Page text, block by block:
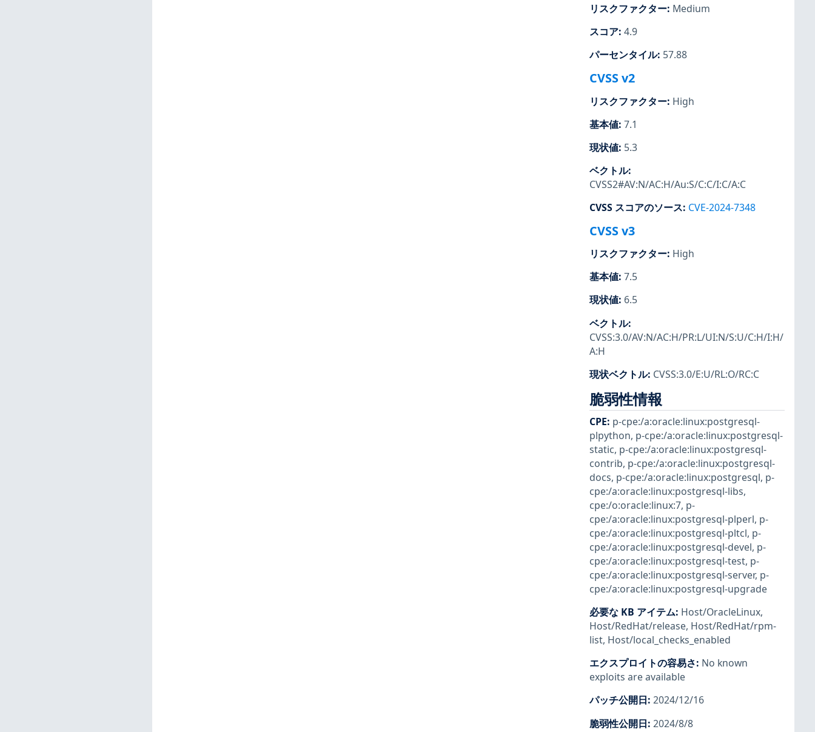
リスクファクター: Medium
スコア: 4.9
パーセンタイル: 57.88
CVSS v2
リスクファクター: High
基本値: 7.1
現状値: 5.3
ベクトル:
CVSS2#AV:N/AC:H/Au:S/C:C/I:C/A:C
CVSS スコアのソース: CVE-2024-7348
CVSS v3
リスクファクター: High
基本値: 7.5
現状値: 6.5
ベクトル:
CVSS:3.0/AV:N/AC:H/PR:L/UI:N/S:U/C:H/I:H/
A:H
現状ベクトル: CVSS:3.0/E:U/RL:O/RC:C
脆弱性情報
CPE: p-cpe:/a:oracle:linux:postgresql-
plpython, p-cpe:/a:oracle:linux:postgresql-
static, p-cpe:/a:oracle:linux:postgresql-
contrib, p-cpe:/a:oracle:linux:postgresql-
docs, p-cpe:/a:oracle:linux:postgresql, p-
cpe:/a:oracle:linux:postgresql-libs,
cpe:/o:oracle:linux:7, p-
cpe:/a:oracle:linux:postgresql-plperl, p-
cpe:/a:oracle:linux:postgresql-pltcl, p-
cpe:/a:oracle:linux:postgresql-devel, p-
cpe:/a:oracle:linux:postgresql-test, p-
cpe:/a:oracle:linux:postgresql-server, p-
cpe:/a:oracle:linux:postgresql-upgrade
必要な KB アイテム: Host/OracleLinux,
Host/RedHat/release, Host/RedHat/rpm-
list, Host/local_checks_enabled
エクスプロイトの容易さ: No known
exploits are available
パッチ公開日: 2024/12/16
脆弱性公開日: 2024/8/8